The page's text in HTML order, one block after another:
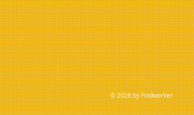
© 2026 by Findworker